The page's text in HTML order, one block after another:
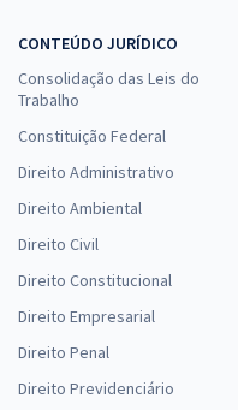
CONTEÚDO JURÍDICO
Consolidação das Leis do
Trabalho
Constituição Federal
Direito Administrativo
Direito Ambiental
Direito Civil
Direito Constitucional
Direito Empresarial
Direito Penal
Direito Previdenciário